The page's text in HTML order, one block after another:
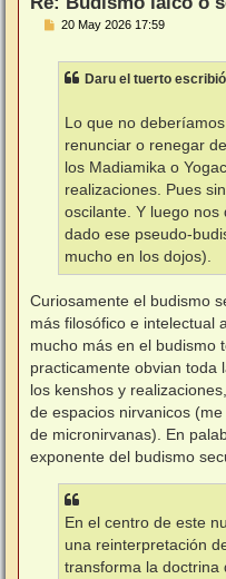
M
20 May 2026 17:59
Daru el tuerto
Lo que no
renunciar o renegar
los Madiamika o
realizaciones. Pues
oscilante. Y luego nos
dado ese pseudo-
mucho en los dojos).
Curiosamente el budismo
más filosófico e intelectual
mucho más en el budismo
practicamente obvian toda
los kenshos y
de espacios nirvanicos
de micronirvanas). En
exponente del budismo
En el centro de este
una reinterpretación
transforma la doctrina